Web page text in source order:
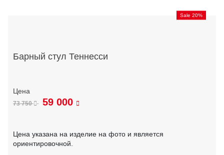
Sale 20%
Барный стул Теннесси
73 750 59 000
Цена указана на изделие на фото и является
ориентировочной.